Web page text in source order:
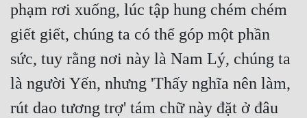
phạm rơi xuống, lúc tập hung chém chém
giết giết, chúng ta có thể góp một phần
sức, tuy rằng nơi này là Nam Lý, chúng ta
là người Yến, nhưng 'Thấy nghĩa nên làm,
rút dao tương trợ' tám chữ này đặt ở đâu